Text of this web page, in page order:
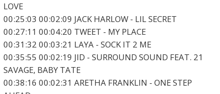
LOVE
00:25:03 00:02:09 JACK HARLOW - LIL SECRET
00:27:11 00:04:20 TWEET - MY PLACE
00:31:32 00:03:21 LAYA - SOCK IT 2 ME
00:35:55 00:02:19 JID - SURROUND SOUND FEAT. 21
SAVAGE, BABY TATE
00:38:16 00:02:31 ARETHA FRANKLIN - ONE STEP